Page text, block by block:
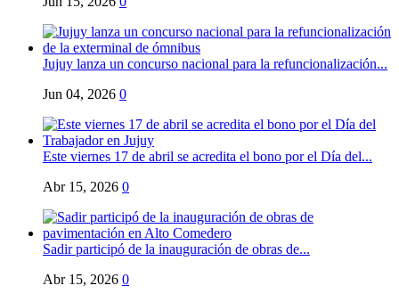
Jujuy lanza un concurso nacional para la refuncionalización...
Jun 04, 2026 0
Este viernes 17 de abril se acredita el bono por el Día del...
Abr 15, 2026 0
Sadir participó de la inauguración de obras de...
Abr 15, 2026 0